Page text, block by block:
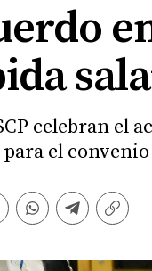
celebran el
el convenio
Whatsapp
Telegram
Copiar